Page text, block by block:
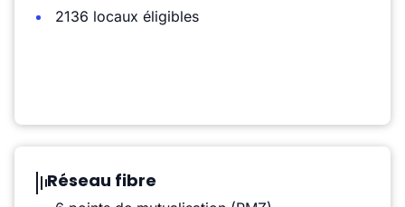
2136 locaux éligibles
Réseau fibre